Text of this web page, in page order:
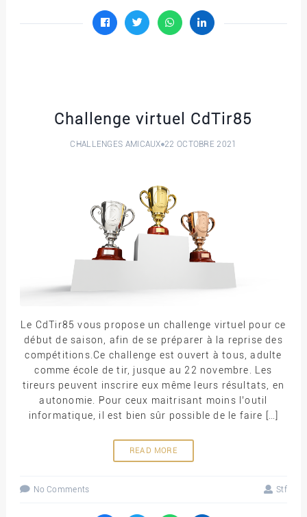
Challenge virtuel CdTir85
CHALLENGES AMICAUX 22 OCTOBRE 2021
Le CdTir85 vous propose un challenge virtuel pour ce
début de saison, afin de se préparer à la reprise des
compétitions.Ce challenge est ouvert à tous, adulte
comme école de tir, jusque au 22 novembre. Les
tireurs peuvent inscrire eux même leurs résultats, en
autonomie. Pour ceux maitrisant moins l’outil
informatique, il est bien sûr possible de le faire […]
READ MORE
No Comments Stf